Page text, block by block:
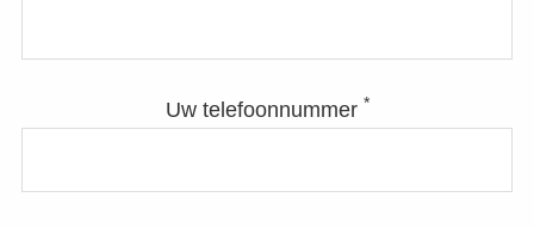
Uw telefoonnummer *